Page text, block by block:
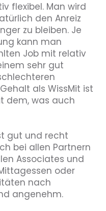
flexibel. Man wird
den Anreiz
zu bleiben. Je
kann man
Job mit relativ
sehr gut
als WissMit ist
dem, was auch
gut und recht
bei allen Partnern
Associates und
oder
nach
angenehm.